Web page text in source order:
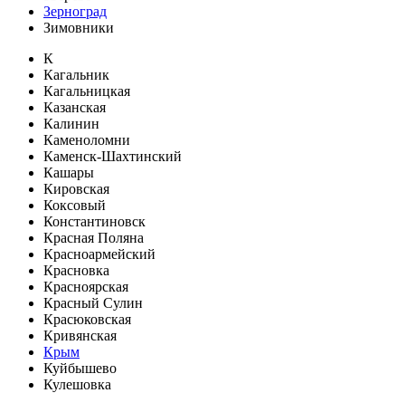
Зерноград
Зимовники
К
Кагальник
Кагальницкая
Казанская
Калинин
Каменоломни
Каменск-Шахтинский
Кашары
Кировская
Коксовый
Константиновск
Красная Поляна
Красноармейский
Красновка
Красноярская
Красный Сулин
Красюковская
Кривянская
Крым
Куйбышево
Кулешовка